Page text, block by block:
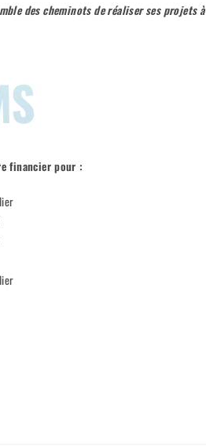
des cheminots de réaliser ses projets à
financier pour :